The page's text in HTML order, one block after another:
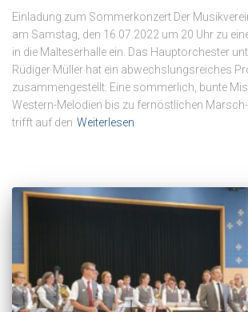
Einladung zum Sommerkonzert Der
am Samstag, den 16.07.2022 um 20 Uhr zu
in die Malteserhalle ein. Das Hauptorchester
Rüdiger Müller hat ein abwechslungsreiches
zusammengestellt: Eine sommerlich, bunte
Western-Melodien bis zu fernöstlichen Marsch-
trifft auf den Weiterlesen